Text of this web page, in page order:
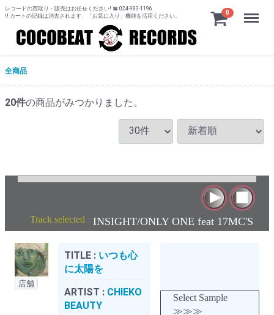
レコードの買取り・販売はお任せください! ☎ 024-983-1196
!! カートの記録は消去されます、「お気に入り」機能を活用ください。
0 Menu
全商品
20件の商品がみつかりました。
Track selected : INSIGHT/ONLY ONE feat 17MC'S
店舗
TITLE : いつも心
に太陽を
ARTIST : CHIEKO
BEAUTY
Select Sample
≫≫≫